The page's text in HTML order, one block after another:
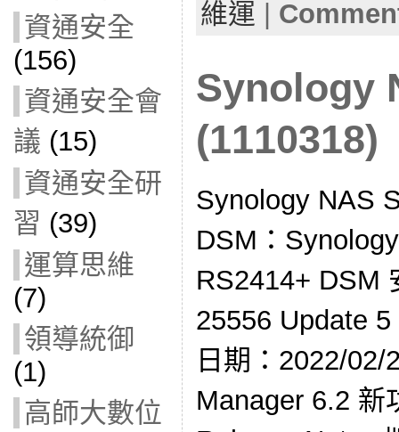
資通安全
(156)
資通安全會
議 (15)
資通安全研
習 (39)
運算思維
(7)
領導統御
(1)
高師大數位
維運
Synology
(1110318)
Synology NAS
DSM：
RS2414+ DSM
25556 Update
日期：2022/
Manager 6.2 新